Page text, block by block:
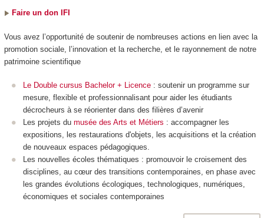
Faire un don IFI
Vous avez l’opportunité de soutenir de nombreuses actions en lien avec la
promotion sociale, l’innovation et la recherche, et le rayonnement de notre
patrimoine scientifique
Le Double cursus Bachelor + Licence : soutenir un programme sur
mesure, flexible et professionnalisant pour aider les étudiants
décrocheurs à se réorienter dans des filières d’avenir
Les projets du musée des Arts et Métiers : accompagner les
expositions, les restaurations d'objets, les acquisitions et la création
de nouveaux espaces pédagogiques.
Les nouvelles écoles thématiques : promouvoir le croisement des
disciplines, au cœur des transitions contemporaines, en phase avec
les grandes évolutions écologiques, technologiques, numériques,
économiques et sociales contemporaines